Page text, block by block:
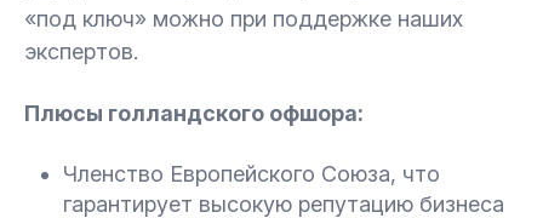
«под ключ» можно при поддержке наших
экспертов.
Плюсы голландского офшора:
Членство Европейского Союза, что
гарантирует высокую репутацию бизнеса